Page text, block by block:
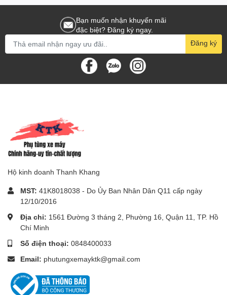
Bạn muốn nhận khuyến mãi
đặc biệt? Đăng ký ngay.
Đăng ký
Hộ kinh doanh Thanh Khang
MST: 41K8018038 - Do Ủy Ban Nhân Dân Q11 cấp ngày
12/10/2016
Địa chỉ: 1561 Đường 3 tháng 2, Phường 16, Quận 11, TP. Hồ
Chí Minh
Số điện thoại: 0848400033
Email: phutungxemayktk@gmail.com